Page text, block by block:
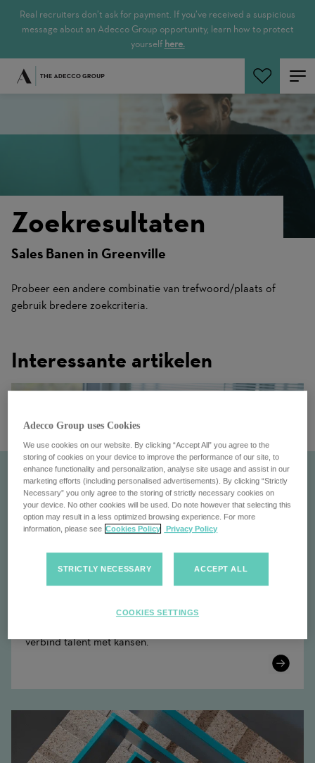
Real recruiters don’t ask for payment. If you’ve received a suspicious
message about an Adecco Group opportunity, learn how to protect
yourself here.
Zoeken
Zoekresultaten
Sales Banen in Greenville
Probeer een andere combinatie van trefwoord/plaats of
gebruik bredere zoekcriteria.
Interessante artikelen
verbind talent met kansen.
Learn
Adecco Group uses Cookies
We use cookies on our website. By clicking “Accept All” you agree to the
storing of cookies on your device to improve the performance of our site, to
enhance functionality and personalization, analyse site usage and assist in our
marketing efforts (including personalised advertisements). By clicking “Strictly
Necessary” you only agree to the storing of strictly necessary cookies on
your device. No other cookies will be used. Do note however that selecting this
option may result in a less optimized browsing experience. For more
information, please see Cookies Policy Privacy Policy
STRICTLY NECESSARY ACCEPT ALL
COOKIES SETTINGS